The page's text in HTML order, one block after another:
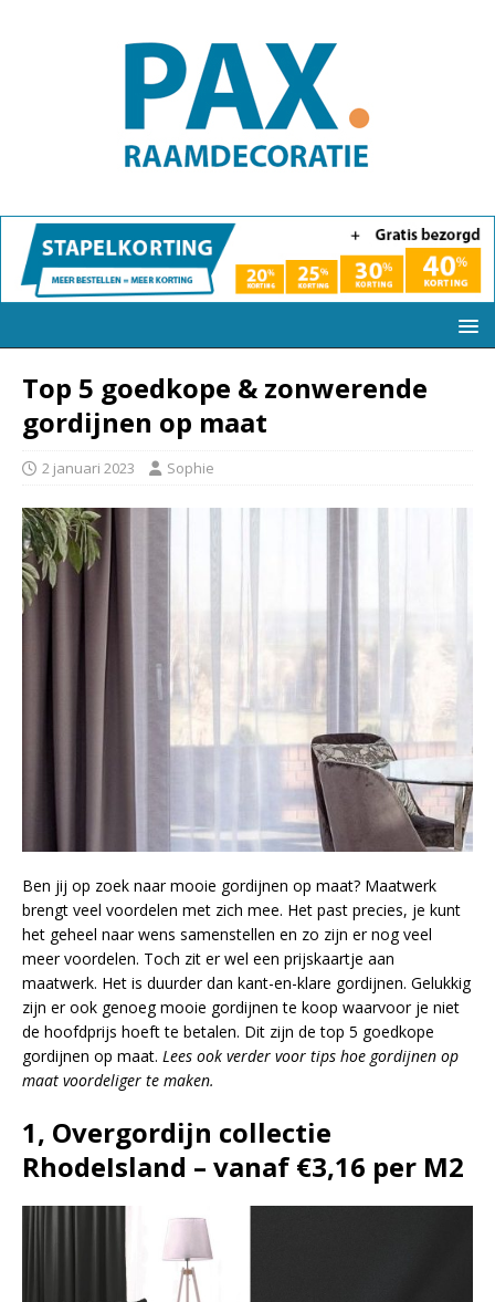
Top 5 goedkope & zonwerende
gordijnen op maat
2 januari 2023 Sophie
Ben jij op zoek naar mooie gordijnen op maat? Maatwerk
brengt veel voordelen met zich mee. Het past precies, je kunt
het geheel naar wens samenstellen en zo zijn er nog veel
meer voordelen. Toch zit er wel een prijskaartje aan
maatwerk. Het is duurder dan kant-en-klare gordijnen. Gelukkig
zijn er ook genoeg mooie gordijnen te koop waarvoor je niet
de hoofdprijs hoeft te betalen. Dit zijn de top 5 goedkope
gordijnen op maat. Lees ook verder voor tips hoe gordijnen op
maat voordeliger te maken.
1, Overgordijn collectie
RhodeIsland – vanaf €3,16 per M2